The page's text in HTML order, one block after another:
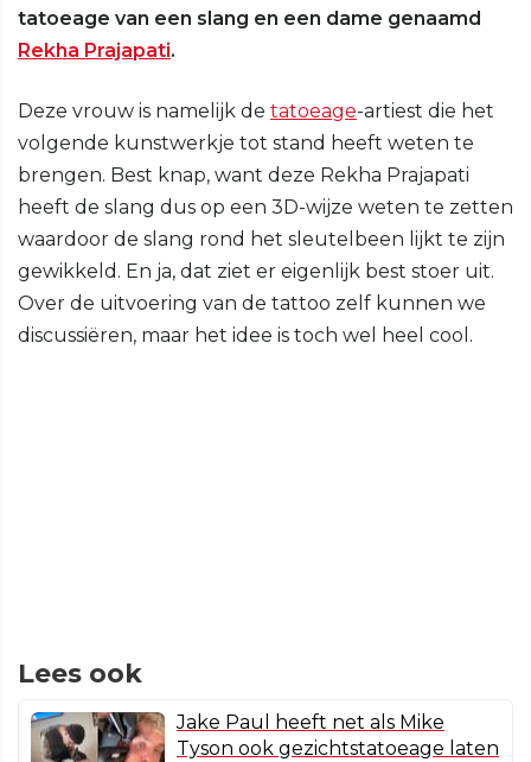
tatoeage van een slang en een dame genaamd
Rekha Prajapati.
Deze vrouw is namelijk de tatoeage-artiest die het
volgende kunstwerkje tot stand heeft weten te
brengen. Best knap, want deze Rekha Prajapati
heeft de slang dus op een 3D-wijze weten te zetten
waardoor de slang rond het sleutelbeen lijkt te zijn
gewikkeld. En ja, dat ziet er eigenlijk best stoer uit.
Over de uitvoering van de tattoo zelf kunnen we
discussiëren, maar het idee is toch wel heel cool.
Lees ook
Jake Paul heeft net als Mike
Tyson ook gezichtstatoeage laten